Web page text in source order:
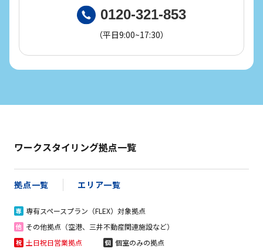
0120-321-853
（平日9:00~17:30）
ワークスタイリング拠点一覧
拠点一覧 エリア一覧
専 専有スペースプラン（FLEX）対象拠点
他 その他拠点（空港、三井不動産関連施設など）
祝 土日祝日営業拠点 個 個室のみの拠点